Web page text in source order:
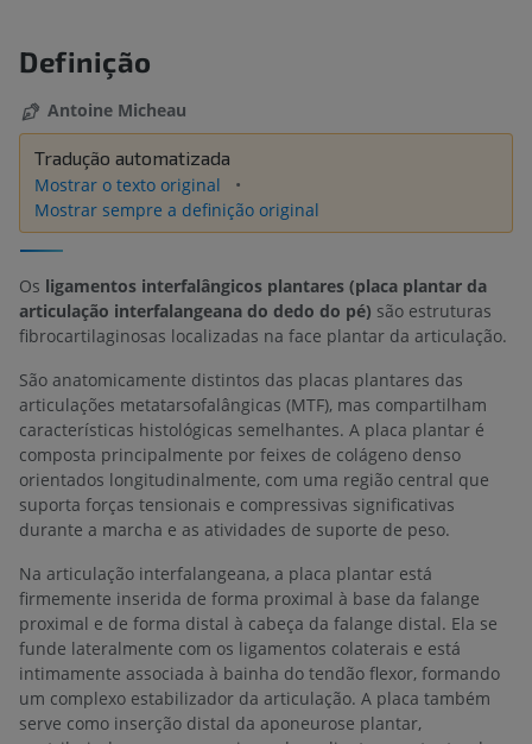
Definição
Antoine Micheau
Tradução automatizada
Mostrar o texto original
Mostrar sempre a definição original
Os ligamentos interfalângicos plantares (placa plantar da
articulação interfalangeana do dedo do pé) são estruturas
fibrocartilaginosas localizadas na face plantar da articulação.
São anatomicamente distintos das placas plantares das
articulações metatarsofalângicas (MTF), mas compartilham
características histológicas semelhantes. A placa plantar é
composta principalmente por feixes de colágeno denso
orientados longitudinalmente, com uma região central que
suporta forças tensionais e compressivas significativas
durante a marcha e as atividades de suporte de peso.
Na articulação interfalangeana, a placa plantar está
firmemente inserida de forma proximal à base da falange
proximal e de forma distal à cabeça da falange distal. Ela se
funde lateralmente com os ligamentos colaterais e está
intimamente associada à bainha do tendão flexor, formando
um complexo estabilizador da articulação. A placa também
serve como inserção distal da aponeurose plantar,